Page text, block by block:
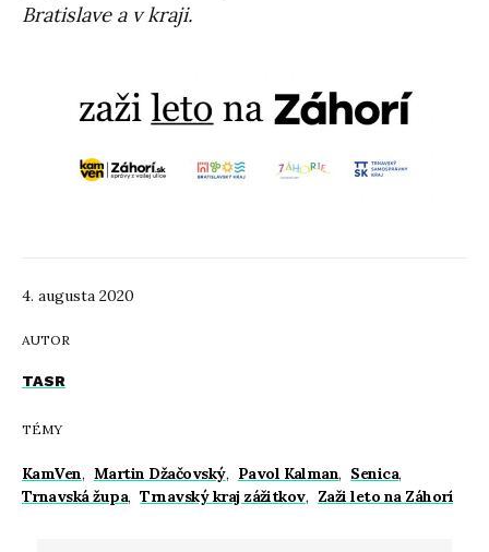
4. augusta 2020
AUTOR
TASR
TÉMY
KamVen, Martin Džačovský, Pavol Kalman, Senica,
Trnavská župa, Trnavský kraj zážitkov, Zaži leto na Záhorí
Bratislave a v kraji.